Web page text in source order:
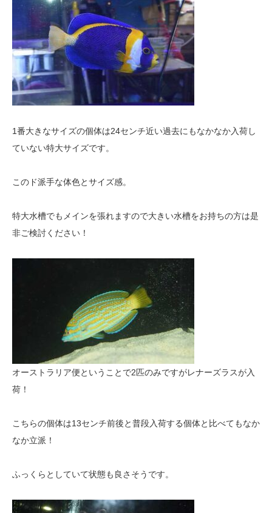
1番大きなサイズの個体は24センチ近い過去にもなかなか入荷し
ていない特大サイズです。
このド派手な体色とサイズ感。
特大水槽でもメインを張れますので大きい水槽をお持ちの方は是
非ご検討ください！
オーストラリア便ということで2匹のみですがレナーズラスが入
荷！
こちらの個体は13センチ前後と普段入荷する個体と比べてもなか
なか立派！
ふっくらとしていて状態も良さそうです。